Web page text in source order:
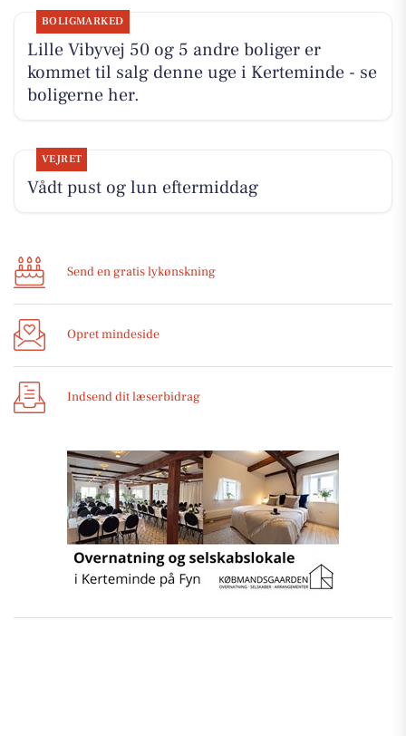
BOLIGMARKED
Lille Vibyvej 50 og 5 andre boliger er
kommet til salg denne uge i Kerteminde - se
boligerne her.
VEJRET
Vådt pust og lun eftermiddag
Send en gratis lykønskning
Opret mindeside
Indsend dit læserbidrag